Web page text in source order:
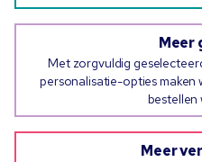
Meer
Met zorgvuldig
personalisatie-opties maken
bestellen
Meer